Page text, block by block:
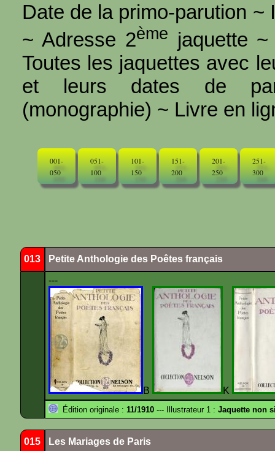
Date de la primo-parution ~
~ Adresse 2ème jaquette
Toutes les jaquettes avec
et leurs dates de
(monographie) ~ Livre en
001-
050
051-
100
101-
150
151-
200
201-
250
251-
300
013 Petite Anthologie des Poêtes français
---
B K
Édition originale : 11/1910 --- Illustrateur 1 : Jaquette non
015 Les Mariages de Paris